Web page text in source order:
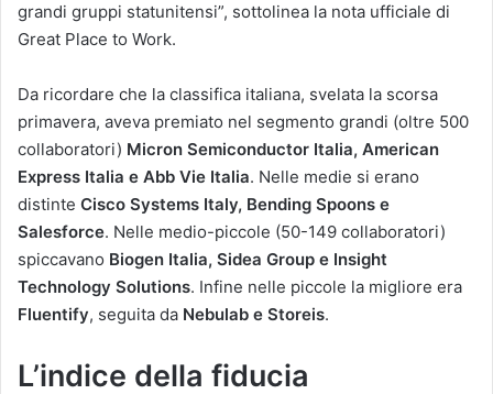
grandi gruppi statunitensi”, sottolinea la nota ufficiale di
Great Place to Work.
Da ricordare che la classifica italiana, svelata la scorsa
primavera, aveva premiato nel segmento grandi (oltre 500
collaboratori) Micron Semiconductor Italia, American
Express Italia e Abb Vie Italia. Nelle medie si erano
distinte Cisco Systems Italy, Bending Spoons e
Salesforce. Nelle medio-piccole (50-149 collaboratori)
spiccavano Biogen Italia, Sidea Group e Insight
Technology Solutions. Infine nelle piccole la migliore era
Fluentify, seguita da Nebulab e Storeis.
L’indice della fiducia